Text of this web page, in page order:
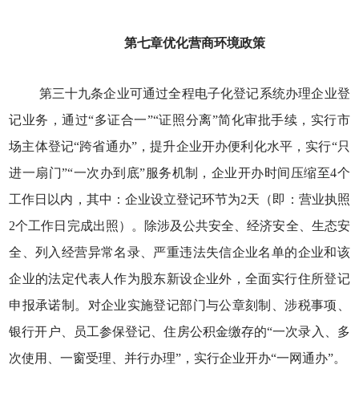
第七章优化营商环境政策
第三十九条企业可通过全程电子化登记系统办理企业登
记业务，通过“多证合一”“证照分离”简化审批手续，实行市
场主体登记“跨省通办”，提升企业开办便利化水平，实行“只
进一扇门”“一次办到底”服务机制，企业开办时间压缩至4个
工作日以内，其中：企业设立登记环节为2天（即：营业执照
2个工作日完成出照）。除涉及公共安全、经济安全、生态安
全、列入经营异常名录、严重违法失信企业名单的企业和该
企业的法定代表人作为股东新设企业外，全面实行住所登记
申报承诺制。对企业实施登记部门与公章刻制、涉税事项、
银行开户、员工参保登记、住房公积金缴存的“一次录入、多
次使用、一窗受理、并行办理”，实行企业开办“一网通办”。